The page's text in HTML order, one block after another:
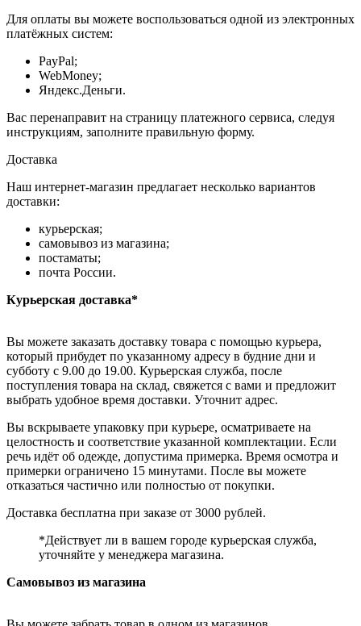
Для оплаты вы можете воспользоваться одной из электронных
платёжных систем:
PayPal;
WebMoney;
Яндекс.Деньги.
Вас перенаправит на страницу платежного сервиса, следуя
инструкциям, заполните правильную форму.
Доставка
Наш интернет-магазин предлагает несколько вариантов
доставки:
курьерская;
самовывоз из магазина;
постаматы;
почта России.
Курьерская доставка*
Вы можете заказать доставку товара с помощью курьера,
который прибудет по указанному адресу в будние дни и
субботу с 9.00 до 19.00. Курьерская служба, после
поступления товара на склад, свяжется с вами и предложит
выбрать удобное время доставки. Уточнит адрес.
Вы вскрываете упаковку при курьере, осматриваете на
целостность и соответствие указанной комплектации. Если
речь идёт об одежде, допустима примерка. Время осмотра и
примерки ограничено 15 минутами. После вы можете
отказаться частично или полностью от покупки.
Доставка бесплатна при заказе от 3000 рублей.
*Действует ли в вашем городе курьерская служба,
уточняйте у менеджера магазина.
Самовывоз из магазина